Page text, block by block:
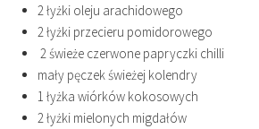
2 łyżki oleju arachidowego
2 łyżki przecieru pomidorowego
2 świeże czerwone papryczki chilli
mały pęczek świeżej kolendry
1 łyżka wiórków kokosowych
2 łyżki mielonych migdałów